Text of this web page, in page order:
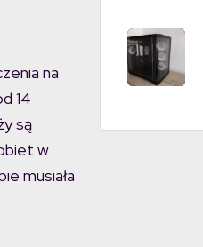
na
14
są
w
musiała